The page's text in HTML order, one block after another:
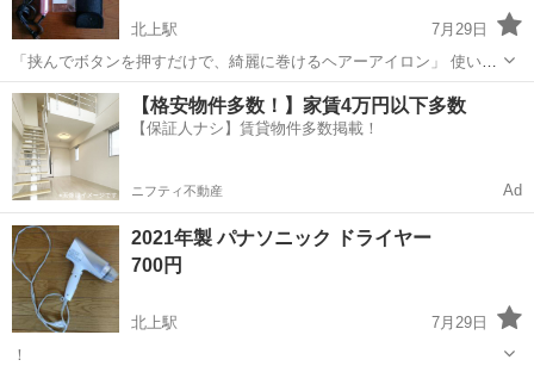
北上駅
7月29日
「挟んでボタンを押すだけで、綺麗に巻けるヘアーアイロン」 使い方
の説明書を、写真に掲載しましたので、ご覧下さい。 アイロン部分が
髪を巻くように左右に自動回転するので、クリップで髪を挟んでボタ
ンを押すだけで、自動でクルク...
岩手 北上市 北上駅 美容家電
【格安物件多数！】家賃4万円以下多数
【保証人ナシ】賃貸物件多数掲載！
ニフティ不動産 Ad
2021年製 パナソニック ドライヤー
700円
北上駅
7月29日
！